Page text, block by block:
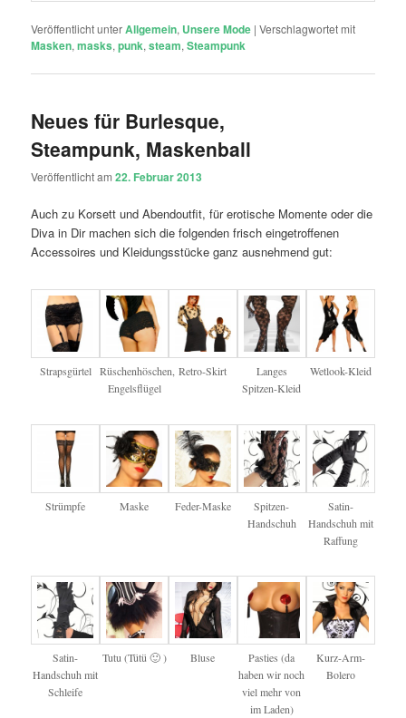
Veröffentlicht unterAllgemein, Unsere Mode |Verschlagwortet mit
Masken,masks,punk,steam,Steampunk
Neues für Burlesque,
Steampunk, Maskenball
Veröffentlicht am22. Februar 2013
Auch zu Korsett und Abendoutfit, für erotische Momente oder die
Diva in Dir machen sich die folgenden frisch eingetroffenen
Accessoires und Kleidungsstücke ganz ausnehmend gut:
Strapsgürtel Rüschenhöschen,
Engelsflügel
Retro-Skirt
Langes
Spitzen-Kleid
Wetlook-Kleid
Strümpfe Maske Feder-Maske
Spitzen-
Handschuh
Satin-
Handschuh mit
Raffung
Satin-
Handschuh mit
Schleife
Tutu (Tütü 🙂 ) Bluse
Pasties (da
haben wir noch
viel mehr von
im Laden)
Kurz-Arm-
Bolero